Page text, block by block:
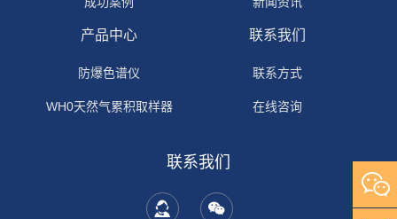
产品中心
防爆色谱仪
WH0天然气累积取样器
联系我们
联系方式
在线咨询
联系我们